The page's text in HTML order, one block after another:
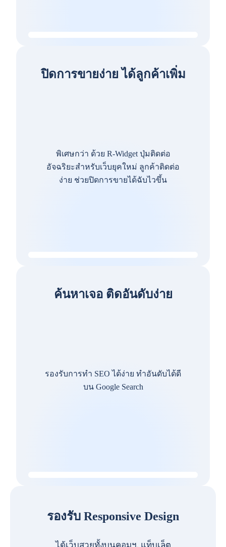
ปิดการขายง่าย ได้ลูกค้าเพิ่ม
พิเศษกว่า ด้วย R-Widget ปุ่มติดต่อ
อัจฉริยะสำหรับเว็บยุคใหม่ ลูกค้าติดต่อ
ง่าย ช่วยปิดการขายได้ฉับไวขึ้น
ค้นหาเจอ ติดอันดับง่าย
รองรับการทำ SEO ได้ง่าย ทำอันดับได้ดี
บน Google Search
รองรับ Responsive Design